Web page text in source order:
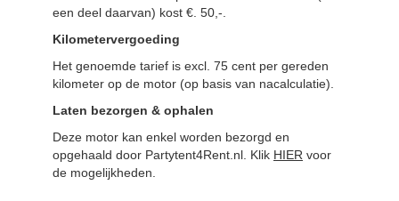
een deel daarvan) kost €. 50,-.
Kilometervergoeding
Het genoemde tarief is excl. 75 cent per gereden
kilometer op de motor (op basis van nacalculatie).
Laten bezorgen & ophalen
Deze motor kan enkel worden bezorgd en
opgehaald door Partytent4Rent.nl. Klik HIER voor
de mogelijkheden.